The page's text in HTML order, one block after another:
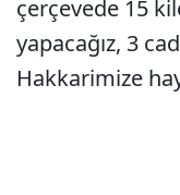
çerçevede 15
yapacağız, 3
Hakkarimize